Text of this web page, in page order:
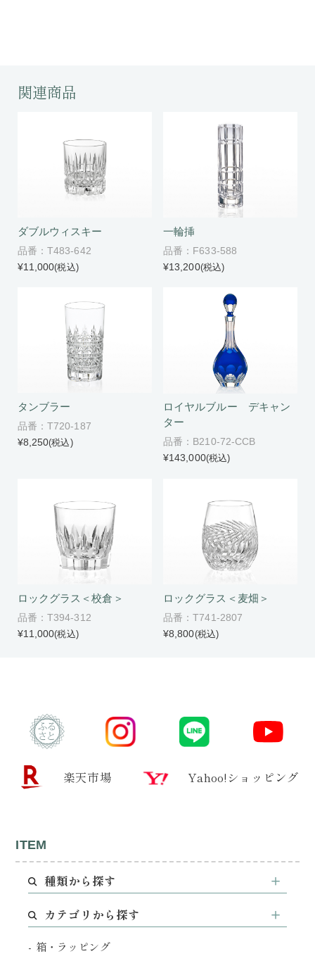
関連商品
ダブルウィスキー
品番：T483-642
¥11,000(税込)
一輪挿
品番：F633-588
¥13,200(税込)
タンブラー
品番：T720-187
¥8,250(税込)
ロイヤルブルー デキャン
ター
品番：B210-72-CCB
¥143,000(税込)
ロックグラス＜校倉＞
品番：T394-312
¥11,000(税込)
ロックグラス＜麦畑＞
品番：T741-2807
¥8,800(税込)
楽天市場 Yahoo!ショッピング
ITEM
種類から探す
カテゴリから探す
箱・ラッピング